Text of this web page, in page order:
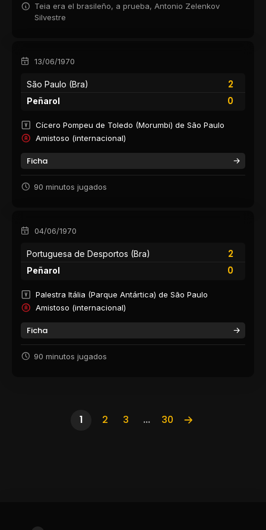
Teia era el brasileño, a prueba, Antonio Zelenkov
Silvestre
13/06/1970
São Paulo (Bra)
2
0
Peñarol
Cícero Pompeu de Toledo (Morumbi) de São Paulo
Amistoso (internacional)
Ficha
90 minutos jugados
04/06/1970
Portuguesa de Desportos (Bra)
2
0
Peñarol
Palestra Itália (Parque Antártica) de São Paulo
Amistoso (internacional)
Ficha
90 minutos jugados
1 2 3 ... 30